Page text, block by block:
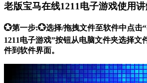
老版宝马在线1211电子游戏使用
💮第一步:💮选择/拖拽文件至软件中点
1211电子游戏”按钮从电脑文件夹选择文
件到软件界面。